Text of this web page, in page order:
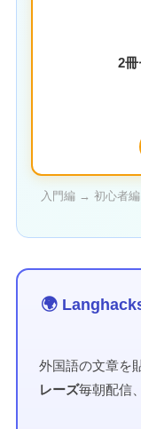
2冊
入門編 → 初心者
🌍
外国語の文章を
レーズ毎朝配信